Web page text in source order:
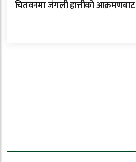
चितवनमा जंगली हात्तीको